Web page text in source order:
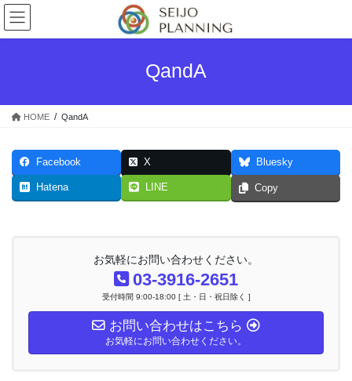
コ
ン
テ
ス
ナ
ビ
ゲ
ン
QandA
HOME QandA
Facebook X Bluesky
Hatena LINE Copy
お気軽にお問い合わせください。
03-3916-2651
受付時間 9:00-18:00 [ 土・日・祝日除く ]
お問い合わせはこちら
お気軽にお問い合わせください。